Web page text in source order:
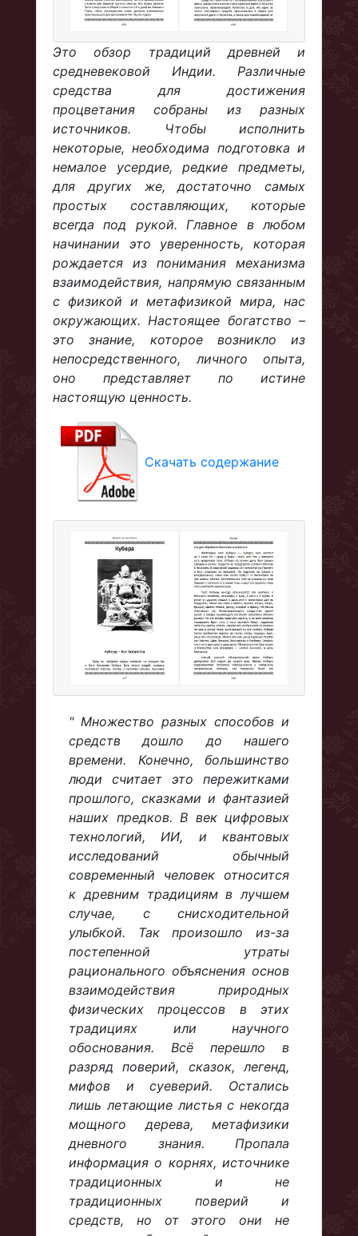
Это обзор традиций древней и
средневековой Индии. Различные
средства для достижения
процветания собраны из разных
источников. Чтобы исполнить
некоторые, необходима подготовка и
немалое усердие, редкие предметы,
для других же, достаточно самых
простых составляющих, которые
всегда под рукой. Главное в любом
начинании это уверенность, которая
рождается из понимания механизма
взаимодействия, напрямую связанным
с физикой и метафизикой мира, нас
окружающих. Настоящее богатство –
это знание, которое возникло из
непосредственного, личного опыта,
оно представляет по истине
настоящую ценность.
Скачать содержание
" Множество разных способов и
средств дошло до нашего
времени. Конечно, большинство
люди считает это пережитками
прошлого, сказками и фантазией
наших предков. В век цифровых
технологий, ИИ, и квантовых
исследований обычный
современный человек относится
к древним традициям в лучшем
случае, с снисходительной
улыбкой. Так произошло из-за
постепенной утраты
рационального объяснения основ
взаимодействия природных
физических процессов в этих
традициях или научного
обоснования. Всё перешло в
разряд поверий, сказок, легенд,
мифов и суеверий. Остались
лишь летающие листья с некогда
мощного дерева, метафизики
дневного знания. Пропала
информация о корнях, источнике
традиционных и не
традиционных поверий и
средств, но от этого они не